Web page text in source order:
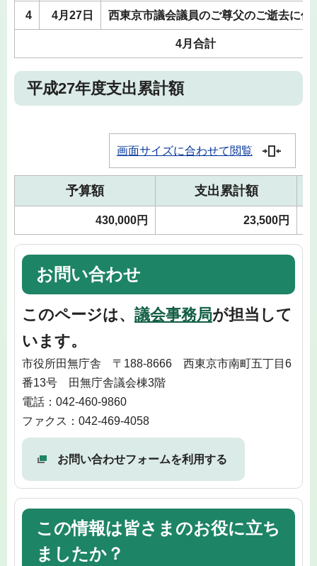
4 4月27日 西東京市議会議員のご尊父のご逝去に伴
4月合計
平成27年度支出累計額
画面サイズに合わせて閲覧
予算額 支出累計額
430,000円 23,500円
お問い合わせ
このページは、 議会事務局が担当して
います。
市役所田無庁舎 〒188-8666 西東京市南町五丁目6
番13号 田無庁舎議会棟3階
電話：042-460-9860
ファクス：042-469-4058
お問い合わせフォームを利用する
この情報は皆さまのお役に立ち
ましたか？